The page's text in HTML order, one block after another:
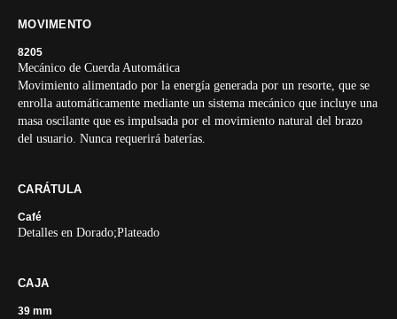
MOVIMENTO
8205
Mecánico de Cuerda Automática
Movimiento alimentado por la energía generada por un resorte, que se
enrolla automáticamente mediante un sistema mecánico que incluye una
masa oscilante que es impulsada por el movimiento natural del brazo
del usuario. Nunca requerirá baterías.
CARÁTULA
Café
Detalles en Dorado;Plateado
CAJA
39 mm